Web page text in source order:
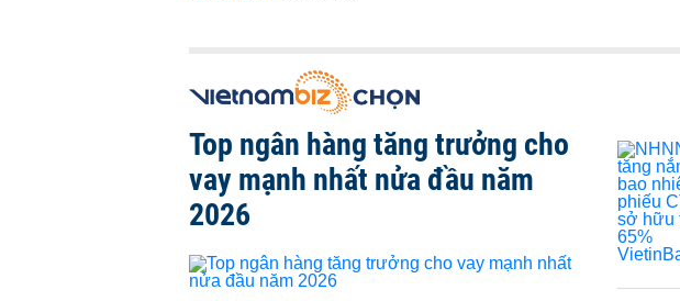
Top ngân hàng tăng trưởng cho
vay mạnh nhất nửa đầu năm
2026